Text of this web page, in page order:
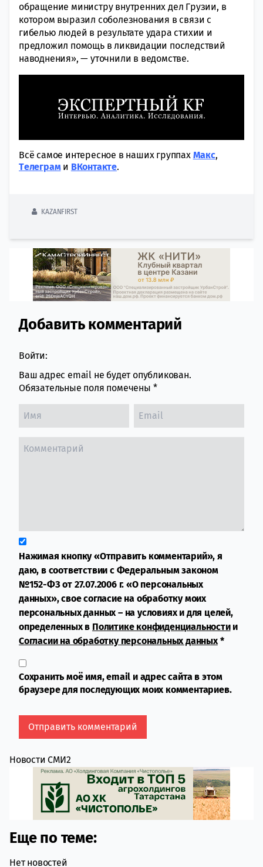
обращение министру внутренних дел Грузии, в
котором выразил соболезнования в связи с
гибелью людей в результате удара стихии и
предложил помощь в ликвидации последствий
наводнения», — уточнили в ведомстве.
Всё самое интересное в наших группах Макс,
Tелеграми ВКонтакте.
KAZANFIRST
Comment section
Добавить комментарий
Войти:
Ваш адрес email не будет опубликован.
Обязательные поля помечены *
Нажимая кнопку «Отправить комментарий», я
даю, в соответствии с Федеральным законом
№152-ФЗ от 27.07.2006 г. «О персональных
данных», свое согласие на обработку моих
персональных данных – на условиях и для целей,
определенных в Политике конфиденциальностии
Согласии на обработку персональных данных*
Сохранить моё имя, email и адрес сайта в этом
браузере для последующих моих комментариев.
Новости СМИ2
Еще по теме:
Нет новостей